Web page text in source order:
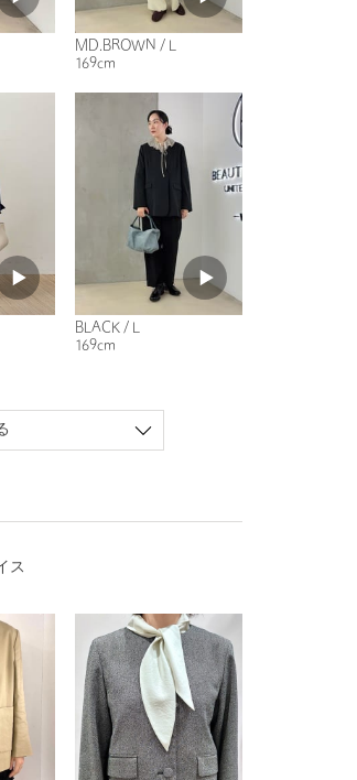
MD.BROWN / L
169cm
BLACK / L
169cm
ス